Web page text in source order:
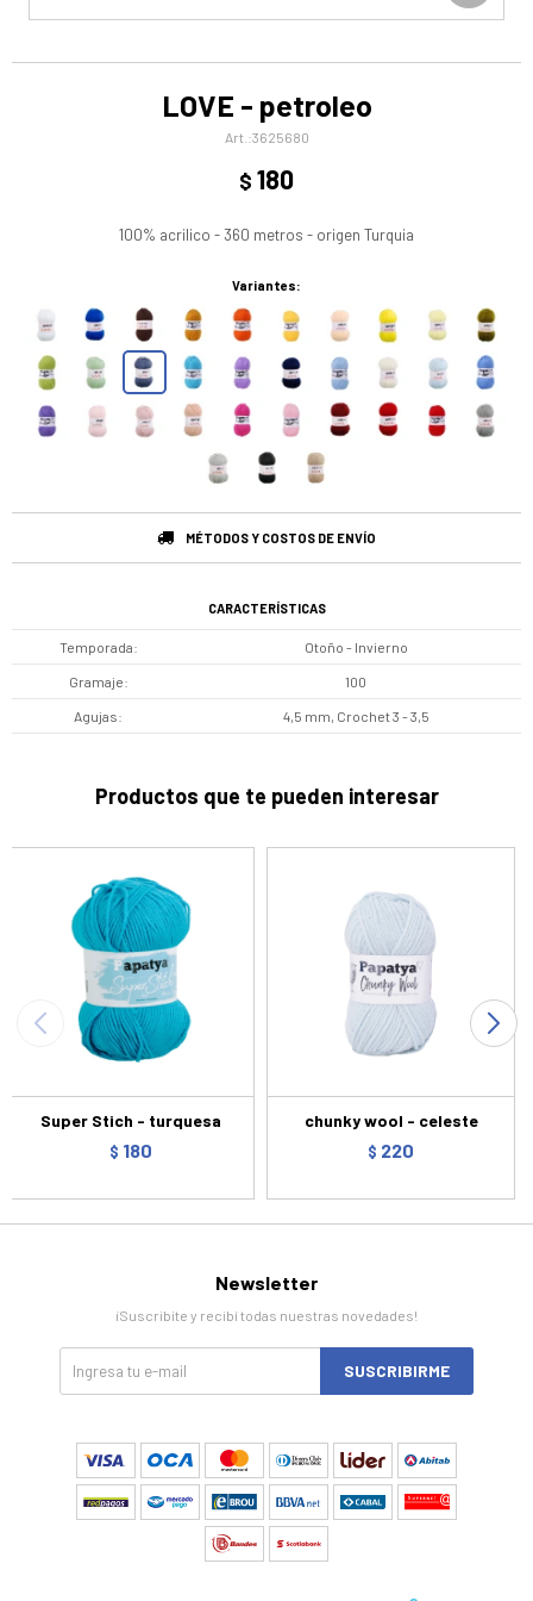
LOVE - petroleo
3625680
$ 180
100% acrilico - 360 metros - origen Turquia
Variantes:
MÉTODOS Y COSTOS DE ENVÍO
CARACTERÍSTICAS
Temporada Otoño - Invierno
Gramaje 100
Agujas 4,5 mm, Crochet 3 - 3,5
Productos que te pueden interesar
Super Stich - turquesa
$ 180
chunky wool - celeste
$ 220
Newsletter
¡Suscribite y recibí todas nuestras novedades!
SUSCRIBIRME